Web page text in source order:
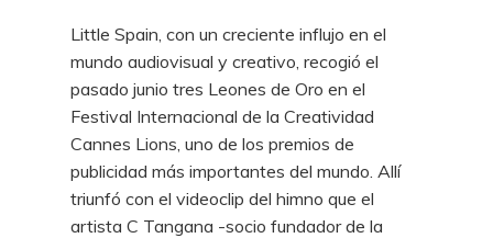
Little Spain, con un creciente influjo en el
mundo audiovisual y creativo, recogió el
pasado junio tres Leones de Oro en el
Festival Internacional de la Creatividad
Cannes Lions, uno de los premios de
publicidad más importantes del mundo. Allí
triunfó con el videoclip del himno que el
artista C Tangana -socio fundador de la